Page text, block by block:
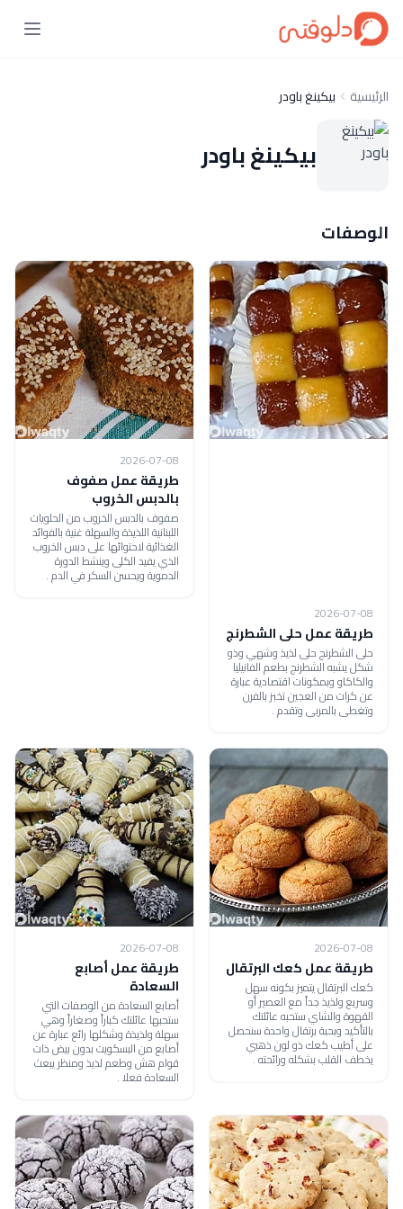
الرئيسية بيكينغ باودر
بيكينغ باودر
الوصفات
2026-07-08
طريقة عمل حلى الشطرنج
حلى الشطرنج حلى لذيذ وشهي وذو
شكل يشبه الشطرنج بطعم الفانيليا
والكاكاو وبمكونات اقتصادية عبارة
عن كرات من العجين تخبز بالفرن
وتغطى بالمربى وتقدم .
2026-07-08
طريقة عمل صفوف
بالدبس الخروب
صفوف بالدبس الخروب من الحلويات
اللبنانية اللذيذة والسهلة غنية بالفوائد
الغذائية لاحتوائها على دبس الخروب
الذي يفيد الكلى وينشط الدورة
الدموية ويحسن السكر في الدم .
2026-07-08
طريقة عمل كعك البرتقال
كعك البرتقال يتميز بكونه سهل
وسريع ولذيذ جداً مع العصير أو
القهوة والشاي ستحبه عائلتك
بالتأكيد وبحبة برتقال واحدة سنحصل
على أطيب كعك ذو لون ذهبي
يخطف القلب بشكله ورائحته .
2026-07-08
طريقة عمل أصابع
السعادة
أصابع السعادة من الوصفات التي
ستحبها عائلتك كباراً وصغاراً وهي
سهلة ولذيذة وشكلها رائع عبارة عن
أصابع من البسكويت بدون بيض ذات
قوام هش وطعم لذيذ ومنظر يبعث
السعادة فعلا .